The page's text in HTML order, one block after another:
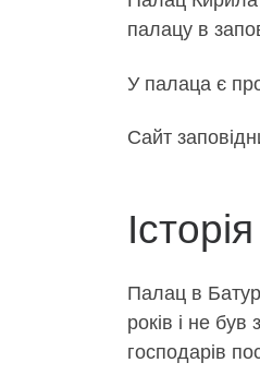
палацу в
У палаца є
Сайт
Палац в
років і не
господарів